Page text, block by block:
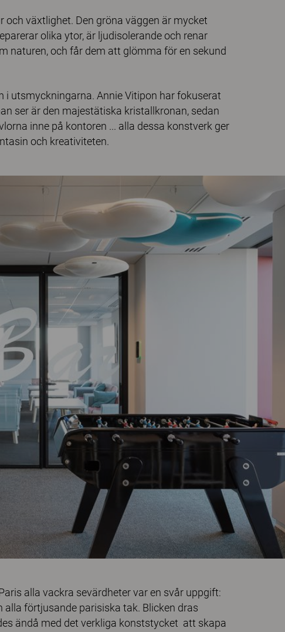
växtlighet. Den gröna väggen är mycket
olika ytor, är ljudisolerande och renar
naturen, och får dem att glömma för en sekund
utsmyckningarna. Annie Vitipon har fokuserat
ser är den majestätiska kristallkronan, sedan
inne på kontoren ... alla dessa konstverk ger
och kreativiteten.
alla vackra sevärdheter var en svår uppgift:
förtjusande parisiska tak. Blicken dras
ändå med det verkliga konststycket att skapa